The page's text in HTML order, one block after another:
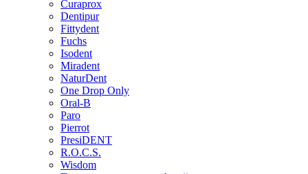
Curaprox
Dentipur
Fittydent
Fuchs
Isodent
Miradent
NaturDent
One Drop Only
Oral-B
Paro
Pierrot
PresiDENT
R.O.C.S.
Wisdom